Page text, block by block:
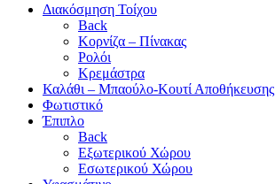
Διακόσμηση Τοίχου
Back
Κορνίζα – Πίνακας
Ρολόι
Κρεμάστρα
Καλάθι – Μπαούλο-Κουτί Αποθήκευσης
Φωτιστικό
Έπιπλο
Back
Εξωτερικού Χώρου
Εσωτερικού Χώρου